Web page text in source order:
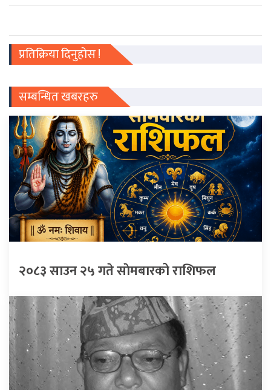
प्रतिक्रिया दिनुहोस !
सम्बन्धित खबरहरु
२०८३ साउन २५ गते साेमबारको राशिफल